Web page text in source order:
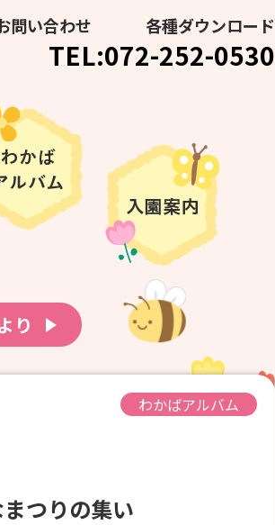
問い合わせ 各種ダウンロード
TEL:072-252-0530
り
わかばアルバム
つりの集い